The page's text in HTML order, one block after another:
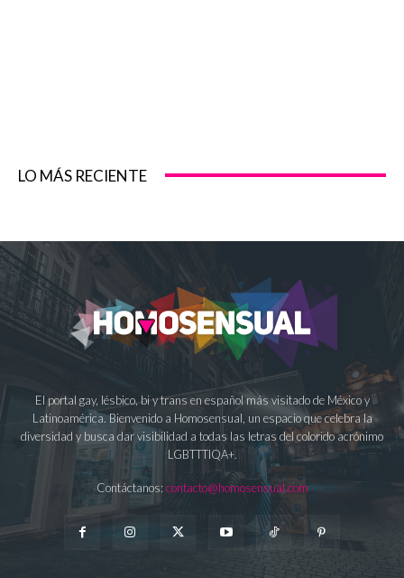
LO MÁS RECIENTE
El portal gay, lésbico, bi y trans en español más visitado de México y
Latinoamérica. Bienvenido a Homosensual, un espacio que celebra la
diversidad y busca dar visibilidad a todas las letras del colorido acrónimo
LGBTTTIQA+.
Contáctanos: contacto@homosensual.com